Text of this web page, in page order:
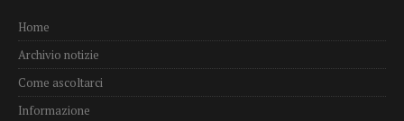
Home
Archivio notizie
Come ascoltarci
Informazione